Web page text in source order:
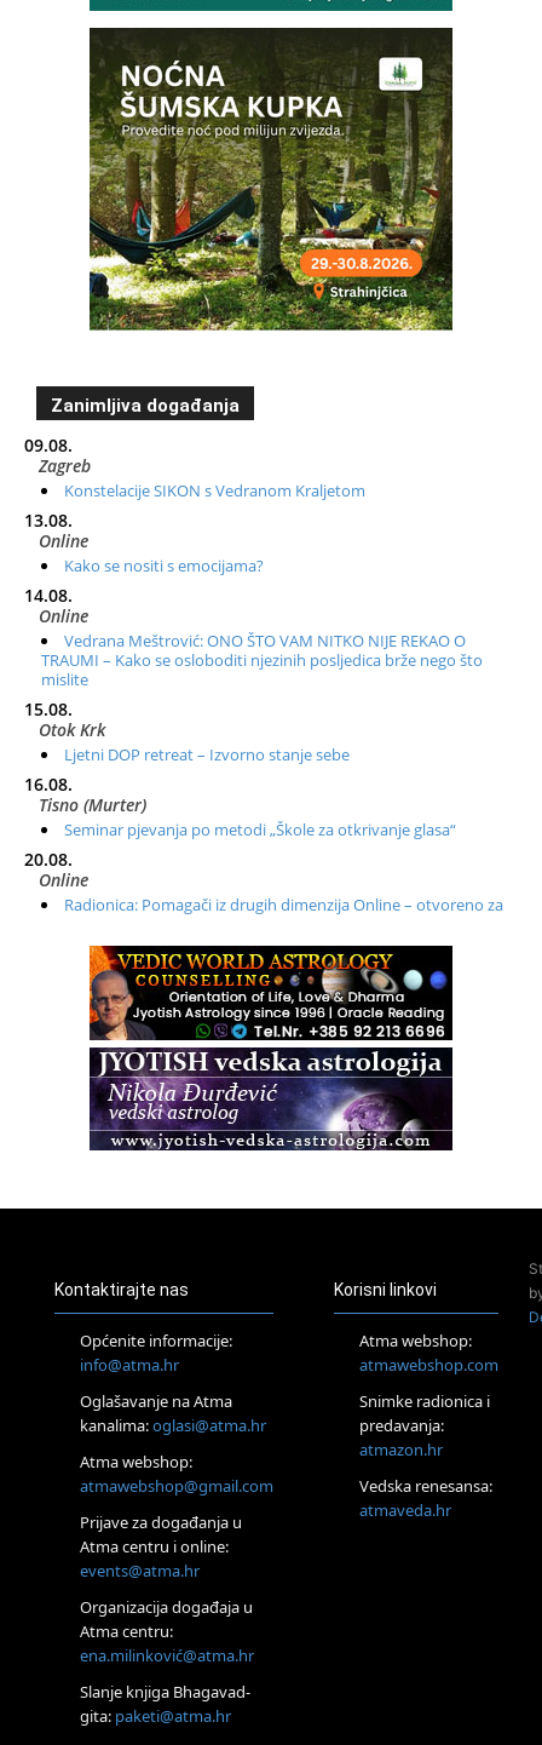
Zanimljiva događanja
09.08.
Zagreb
Konstelacije SIKON s Vedranom Kraljetom
13.08.
Online
Kako se nositi s emocijama?
14.08.
Online
Vedrana Meštrović: ONO ŠTO VAM NITKO NIJE REKAO O
TRAUMI – Kako se osloboditi njezinih posljedica brže nego što
mislite
15.08.
Otok Krk
Ljetni DOP retreat – Izvorno stanje sebe
16.08.
Tisno (Murter)
Seminar pjevanja po metodi „Škole za otkrivanje glasa“
20.08.
Online
Radionica: Pomagači iz drugih dimenzija Online – otvoreno za
Zagreb+Online
Osnovni ThetaHealing® tečaj, Zagreb i Online
Zagreb
Osnovna radionica za izscjeljivanje pranom (Basic Pranic
Healing course)
Access BARS®, otpusti stres
Pjesma srca / Zagreb
Tečaj Višeg Vodstva, razvijanja intuicije i Akaša zapisa
Online
Upisi u program Profesionalni hipnoterapeut — nova
Online
Postanite Nositelj Vibracije Nove Zemlje
Visoko
Alemka Dauskardt – Jednodnevna radionica sistemskih
konstelacija
Zagreb
HOD PO ŽERAVICI – Seminar koji mijenja tijelo, duh i um
SoulFest – Festival glazbe, mudrosti i zajedništva
Kontaktirajte nas
Općenite informacije:
info@atma.hr
Oglašavanje na Atma
kanalima:oglasi@atma.hr
Atma webshop:
atmawebshop@gmail.com
Prijave za događanja u
Atma centru i online:
events@atma.hr
Organizacija događaja u
Atma centru:
ena.milinković@atma.hr
Slanje knjiga Bhagavad-
gita: paketi@atma.hr
Korisni linkovi
Atma webshop:
atmawebshop.com
Snimke radionica i
predavanja:
atmazon.hr
Vedska renesansa:
atmaveda.hr